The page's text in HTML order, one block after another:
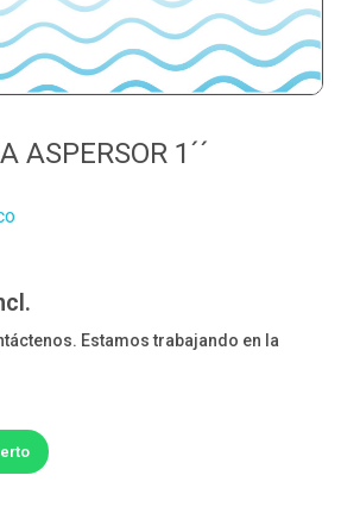
ASPERSOR 1´´
Estamos trabajando en la